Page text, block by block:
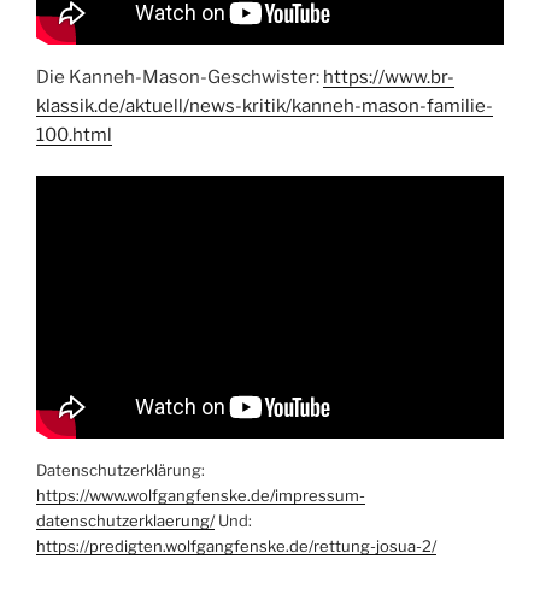
Die Kanneh-Mason-Geschwister: https://www.br-
klassik.de/aktuell/news-kritik/kanneh-mason-familie-
100.html
Datenschutzerklärung:
https://www.wolfgangfenske.de/impressum-
datenschutzerklaerung/Und:
https://predigten.wolfgangfenske.de/rettung-josua-2/